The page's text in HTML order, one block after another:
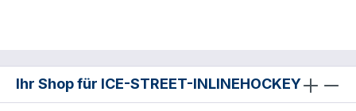
Ihr Shop für ICE-STREET-INLINEHOCKEY